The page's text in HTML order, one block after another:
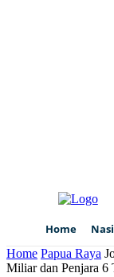
Home
Home Papua Raya
Miliar dan Penjara 6